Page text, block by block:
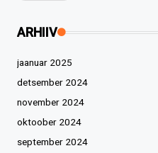
ARHIIV
jaanuar 2025
detsember 2024
november 2024
oktoober 2024
september 2024